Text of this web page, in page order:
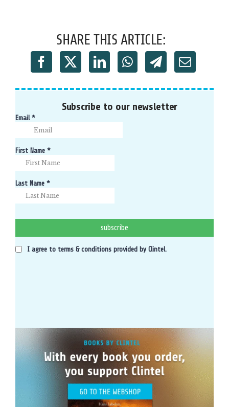
SHARE THIS ARTICLE:
Subscribe to our newsletter